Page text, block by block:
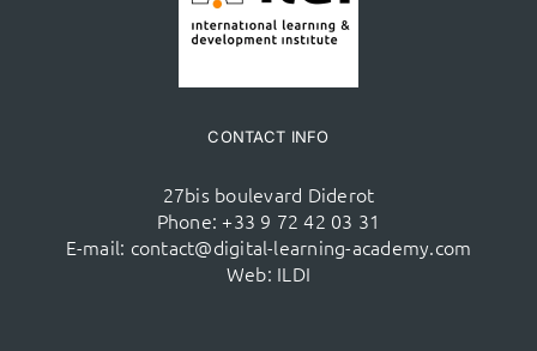
CONTACT INFO
27bis boulevard Diderot
Phone: +33 9 72 42 03 31
E-mail: contact@digital-learning-academy.com
Web: ILDI